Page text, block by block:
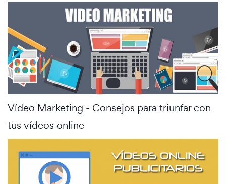
Vídeo Marketing - Consejos para triunfar con
tus vídeos online